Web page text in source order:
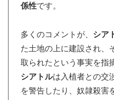
係性です。
多くのコメントが、 シア
た土地の上に建設され、
取られたという事実を指
シアトルは入植者との交
を警告したり、奴隷殺害